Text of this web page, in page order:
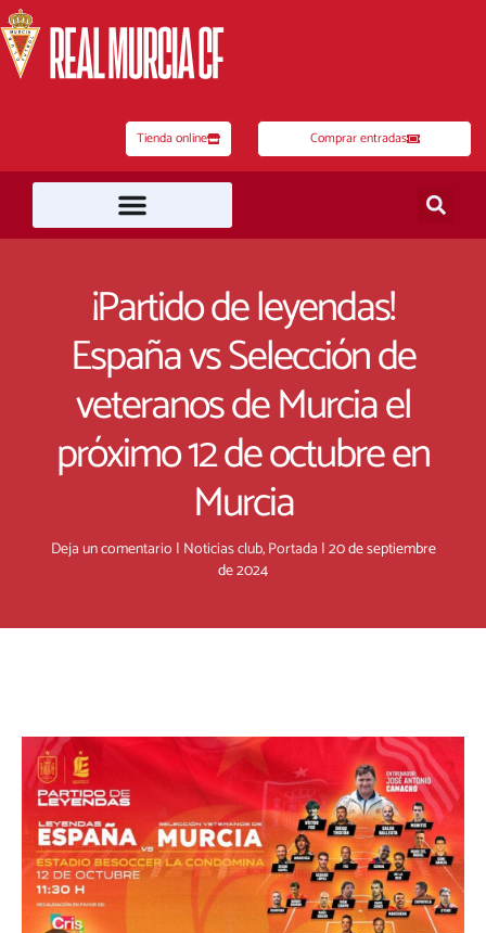
al
contenido
Tienda online Comprar entradas
¡Partido de leyendas!
España vs Selección de
veteranos de Murcia el
próximo 12 de octubre en
Murcia
Deja un comentario | Noticias club,Portada |20 de septiembre
de 2024